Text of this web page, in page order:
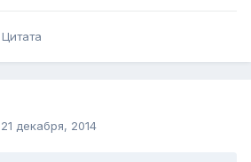
Цитата
21 декабря, 2014